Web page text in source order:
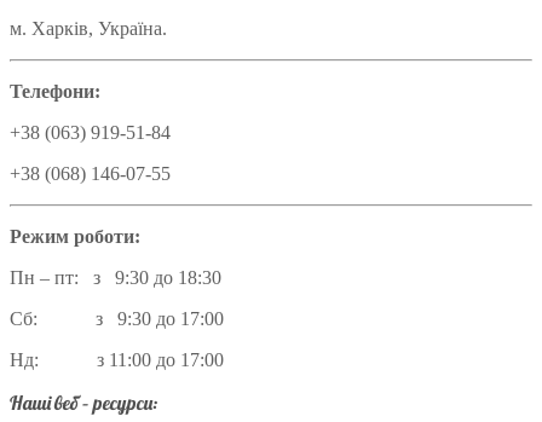
м. Харків, Україна.
Телефони:
+38 (063) 919-51-84
+38 (068) 146-07-55
Режим роботи:
Пн – пт: з 9:30 до 18:30
Сб: з 9:30 до 17:00
Нд: з 11:00 до 17:00
Наші веб – ресурси: